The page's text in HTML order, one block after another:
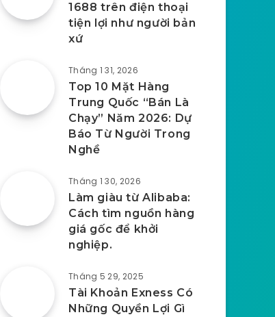
1688 trên điện thoại
tiện lợi như người bản
xứ
Tháng 1 31, 2026
Top 10 Mặt Hàng
Trung Quốc “Bán Là
Chạy” Năm 2026: Dự
Báo Từ Người Trong
Nghề
Tháng 1 30, 2026
Làm giàu từ Alibaba:
Cách tìm nguồn hàng
giá gốc để khởi
nghiệp.
Tháng 5 29, 2025
Tài Khoản Exness Có
Những Quyền Lợi Gì